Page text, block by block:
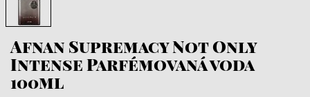
Afnan Supremacy Not Only
Intense Parfémovaná voda
100ml